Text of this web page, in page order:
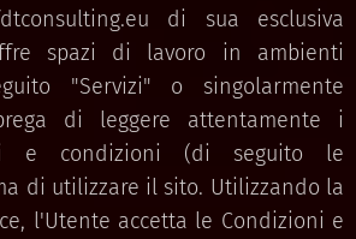
di sua esclusiva
spazi di lavoro in ambienti
"Servizi" o singolarmente
di leggere attentamente i
e condizioni (di seguito le
di utilizzare il sito. Utilizzando la
l'Utente accetta le Condizioni e